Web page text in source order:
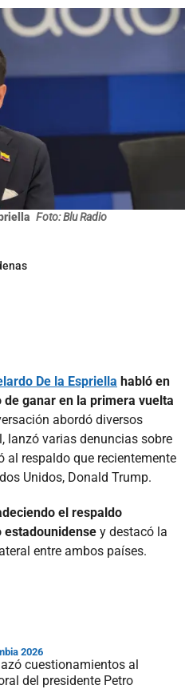
Foto: Blu Radio
De la Espriella habló en
ganar en la primera vuelta
abordó diversos
lanzó varias denuncias sobre
al respaldo que recientemente
Unidos, Donald Trump.
el respaldo
estadounidense y destacó la
entre ambos países.
2026
cuestionamientos al
del presidente Petro